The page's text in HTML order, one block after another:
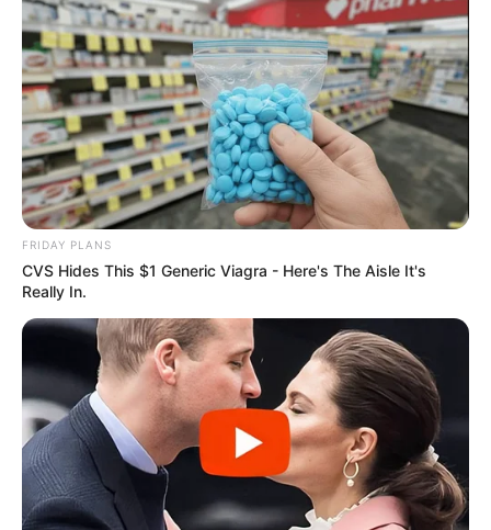
ถึงแม้กระนั้นก็แปลกที่ว่าคุณก็สามารถรู้สิ่งๆ นั้นได้อย่างดี
และรวดเร็วเสียด้วย ดังนั้นงานอะไรก็ตามคุณไม่เคยหวั่น
เรียกได้ว่า เป็นนักสู้งานตัวยงเลยทีเดียว นอกจากนี้ไม่ว่า
บริษัทหรือการงานของคุณจะประสบปัญหาหรือวิกฤตเป็น
เช่นไร ขอให้องค์กรนั้น บริษัทนั้น แต่งตั้งให้คุณเป็นคนที่
สามารถจัดการหรือนำผู้คนฟันฝ่าไปจากวิกฤตจะดีที่สุด
เพราะคุณเกิดมาเพื่อเป็นนักจัดการกับวิกฤต หรือจัดการ
ปัญหาต่าง ๆ ที่ซับซ้อนและใหญ่ๆ ในเหตุการณ์เฉพาะๆ
เท่านั้น โอ…น่าดีใจ ยิ่งบ้านเมืองตอนนี้อยู่ในยามยาก คน
อย่างคุณเป็นที่ต้องการมาก
ท่านที่เกิดวันที่19 สไตล์การทำงาน :ทุกอย่างจะสำเร็จได้
ต้องอาศัยความร่วมแรงร่วมใจ เพราะคุณเป็นคนที่ชอบให้
ความร่วมมือกับคนอื่นได้ในทุกเรื่อง ไม่ว่าจะเป็นเรื่องที่ต้อง
ใช้เวลา ใช้ลงทุน ลงแรง ขอให้บอกคุณได้ คุณไม่เคยขัดสิ่ง
ต่าง ๆ เหล่านี้ทำให้ในที่ทำงานหรือชีวิตประจำวันของคุณ
มักจะไม่ค่อยมีศัตรูหรือถ้ามีก็น้อยมาก
FRIDAY PLANS
CVS Hides This $1 Generic Viagra - Here's The Aisle It's
Really In.